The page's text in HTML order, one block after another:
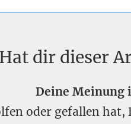
Hat dir dieser
Deine Meinung
oder gefallen